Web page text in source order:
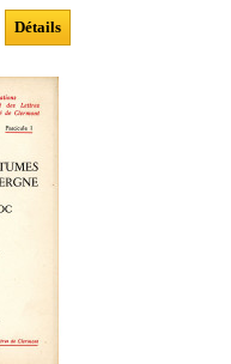
Détails